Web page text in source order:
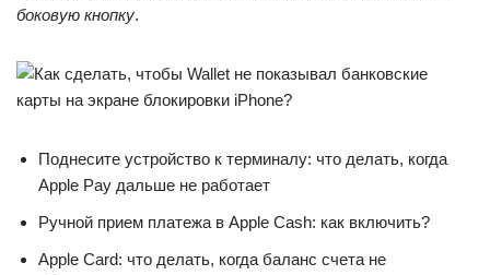
боковую кнопку.
Поднесите устройство к терминалу: что делать, когда
Apple Pay дальше не работает
Ручной прием платежа в Apple Cash: как включить?
Apple Card: что делать, когда баланс счета не